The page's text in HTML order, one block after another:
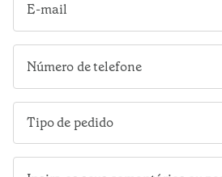
Tipo de pedido